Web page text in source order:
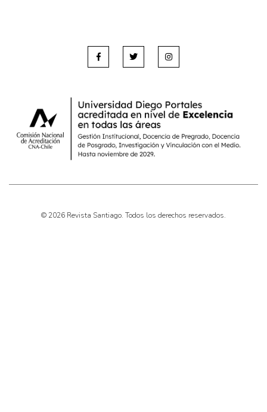
© 2026 Revista Santiago. Todos los derechos reservados.